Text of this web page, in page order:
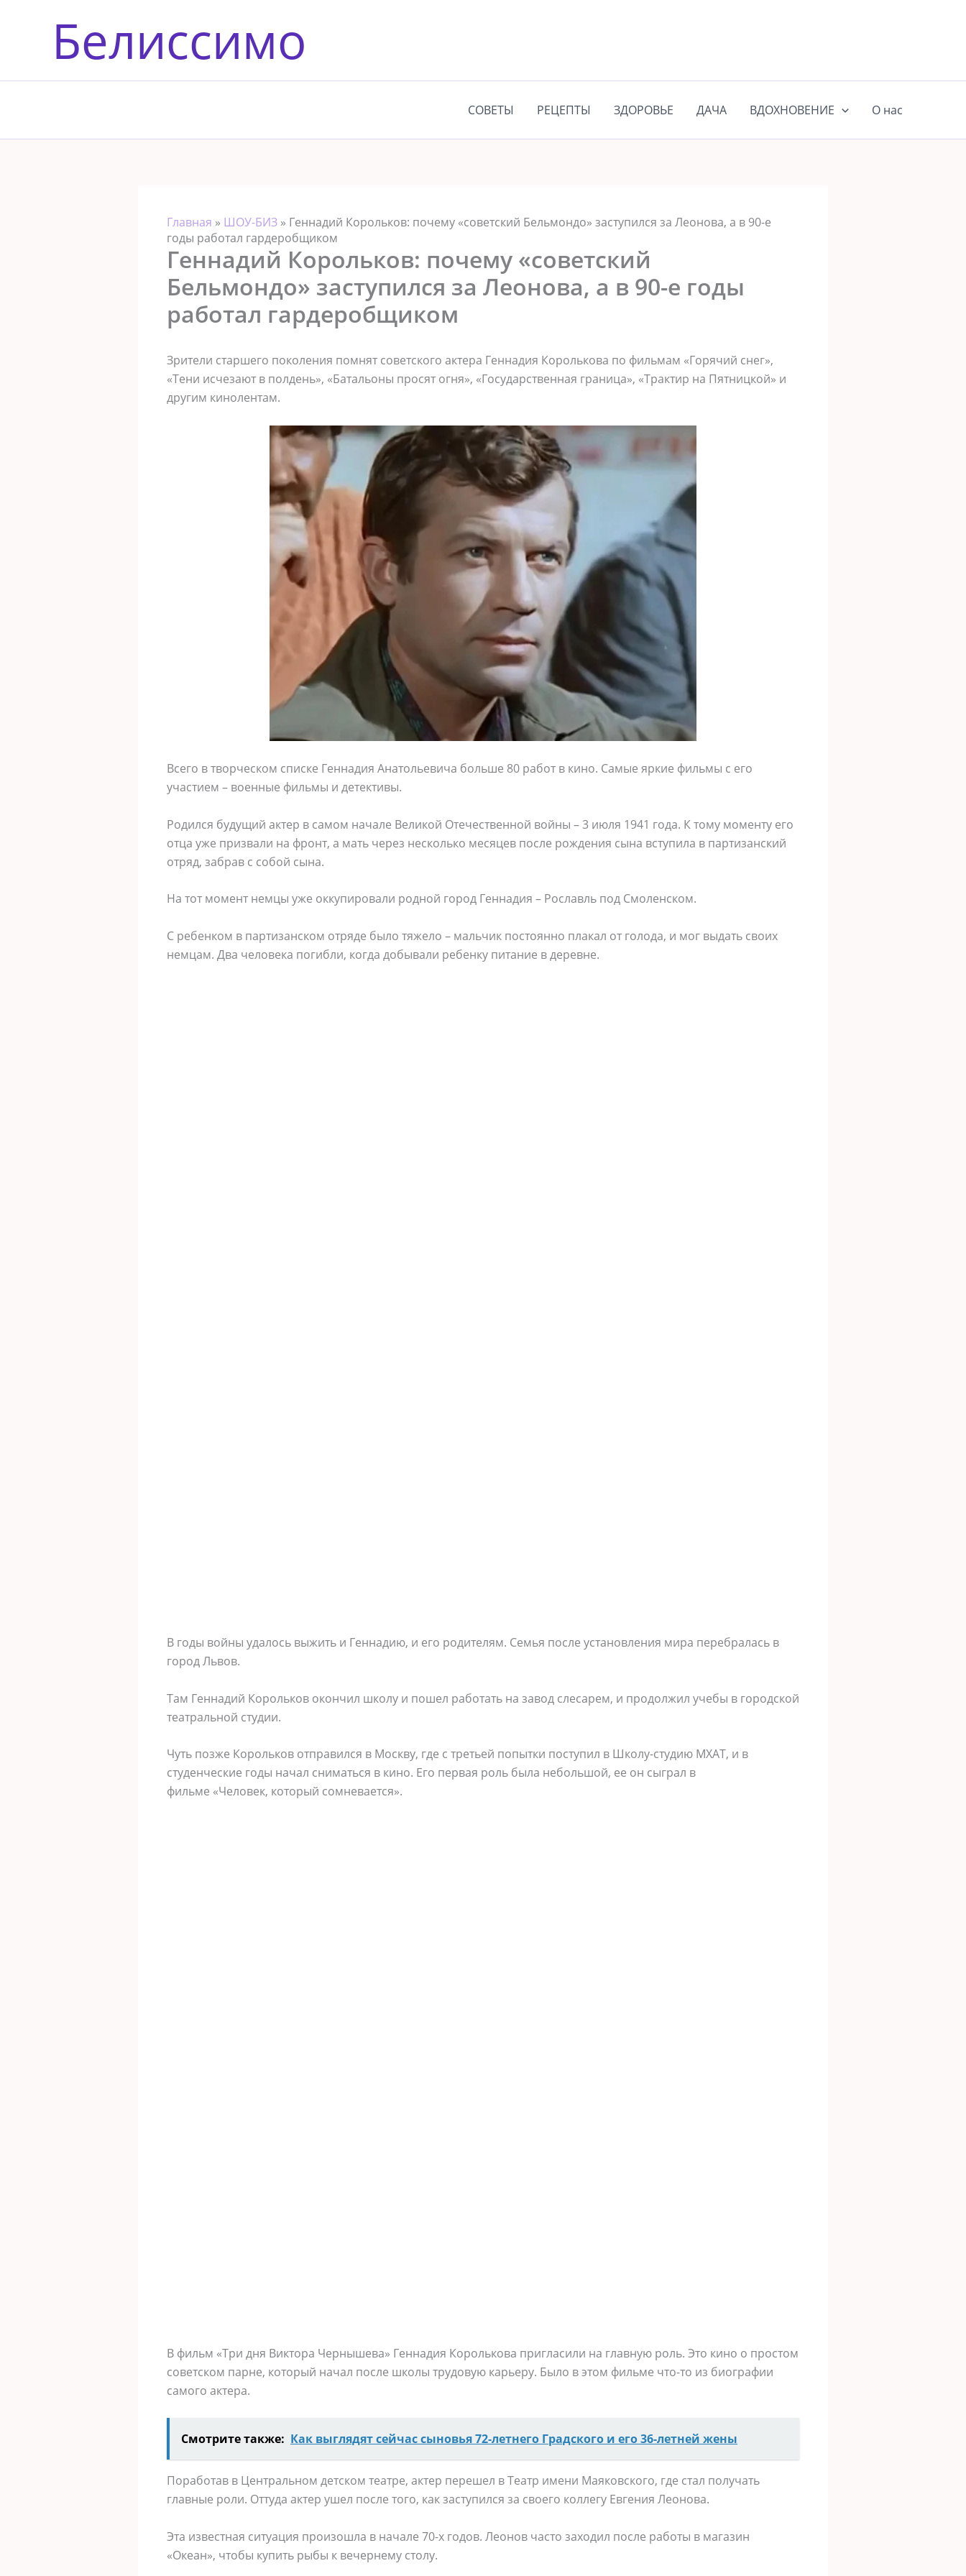
содержимомуБелиссимо
СОВЕТЫ РЕЦЕПТЫ ЗДОРОВЬЕ ДАЧА ВДОХНОВЕНИЕ О нас
Главная » ШОУ-БИЗ » Геннадий Корольков: почему «советский Бельмондо» заступился за Леонова, а в 90-е
годы работал гардеробщиком
Геннадий Корольков: почему «советский
Бельмондо» заступился за Леонова, а в 90-е годы
работал гардеробщиком
Зрители старшего поколения помнят советского актера Геннадия Королькова по фильмам «Горячий снег»,
«Тени исчезают в полдень», «Батальоны просят огня», «Государственная граница», «Трактир на Пятницкой» и
другим кинолентам.
Всего в творческом списке Геннадия Анатольевича больше 80 работ в кино. Самые яркие фильмы с его
участием – военные фильмы и детективы.
Родился будущий актер в самом начале Великой Отечественной войны – 3 июля 1941 года. К тому моменту его
отца уже призвали на фронт, а мать через несколько месяцев после рождения сына вступила в партизанский
отряд, забрав с собой сына.
На тот момент немцы уже оккупировали родной город Геннадия – Рославль под Смоленском.
С ребенком в партизанском отряде было тяжело – мальчик постоянно плакал от голода, и мог выдать своих
немцам. Два человека погибли, когда добывали ребенку питание в деревне.
В годы войны удалось выжить и Геннадию, и его родителям. Семья после установления мира перебралась в
город Львов.
Там Геннадий Корольков окончил школу и пошел работать на завод слесарем, и продолжил учебы в городской
театральной студии.
Чуть позже Корольков отправился в Москву, где с третьей попытки поступил в Школу-студию МХАТ, и в
студенческие годы начал сниматься в кино. Его первая роль была небольшой, ее он сыграл в
фильме «Человек, который сомневается».
В фильм «Три дня Виктора Чернышева» Геннадия Королькова пригласили на главную роль. Это кино о простом
советском парне, который начал после школы трудовую карьеру. Было в этом фильме что-то из биографии
самого актера.
Смотрите также: Как выглядят сейчас сыновья 72-летнего Градского и его 36-летней жены
Поработав в Центральном детском театре, актер перешел в Театр имени Маяковского, где стал получать
главные роли. Оттуда актер ушел после того, как заступился за своего коллегу Евгения Леонова.
Эта известная ситуация произошла в начале 70-х годов. Леонов часто заходил после работы в магазин
«Океан», чтобы купить рыбы к вечернему столу.